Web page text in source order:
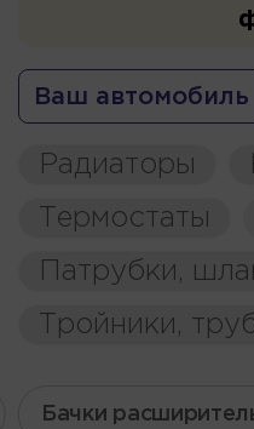
Ваш автомобиль
Радиаторы
Термостаты
Патрубки,
Тройники,
Бачки